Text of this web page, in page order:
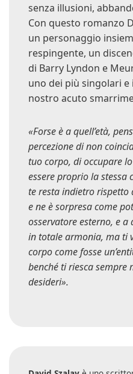
senza illusioni,
Con questo romanzo
un personaggio
respingente, un
di Barry Lyndon e
uno dei più singolari
nostro acuto
«Forse è a quell’età,
percezione di non
tuo corpo, di occupare
essere proprio la stessa
te resta indietro
e ne è sorpresa come
osservatore esterno, e
in totale armonia, ma ti
corpo come fosse
benché ti riesca
desideri».